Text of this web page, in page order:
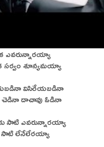
ఎవరున్నారయ్యా
సర్వం శూన్యమయ్యా
విసిరేయబడినా
చెడినా దాచావు ఓడినా
సాటి ఎవరున్నారయ్యా
లేనేలేరయ్యా